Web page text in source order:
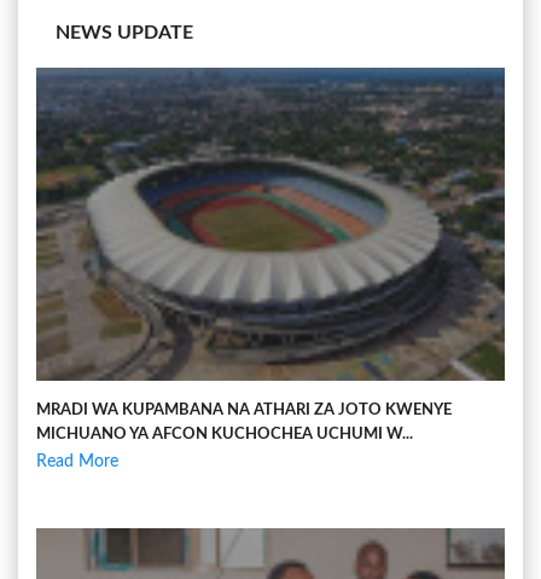
NEWS UPDATE
MRADI WA KUPAMBANA NA ATHARI ZA JOTO KWENYE
MICHUANO YA AFCON KUCHOCHEA UCHUMI W...
Read More